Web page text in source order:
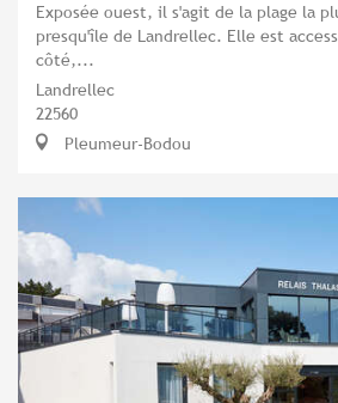
Exposée ouest, il s'agit de la plage la
presqu'île de Landrellec. Elle est
côté,...
Landrellec
22560
Pleumeur-Bodou